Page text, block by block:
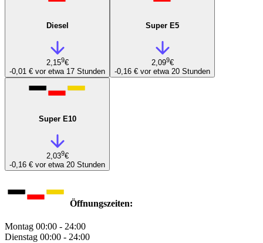
Diesel
2,159€
-0,01 € vor etwa 17 Stunden
Super E5
2,099€
-0,16 € vor etwa 20 Stunden
Super E10
2,039€
-0,16 € vor etwa 20 Stunden
Öffnungszeiten:
Montag 00:00 - 24:00
Dienstag 00:00 - 24:00